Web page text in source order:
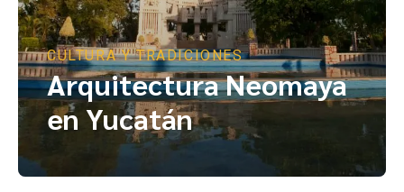
CULTURA Y TRADICIONES
Arquitectura Neomaya
en Yucatán